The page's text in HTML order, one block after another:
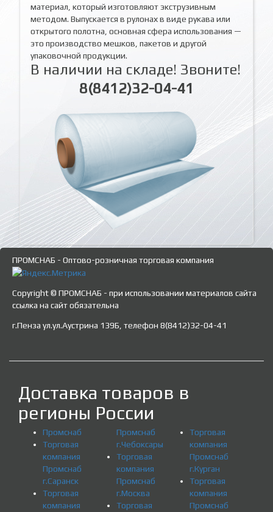
материал, который изготовляют экструзивным
методом. Выпускается в рулонах в виде рукава или
открытого полотна, основная сфера использования —
это производство мешков, пакетов и другой
упаковочной продукции.
В наличии на складе! Звоните!
8(8412)32-04-41
ПРОМСНАБ - Оптово-розничная торговая компания
Copyright © ПРОМСНАБ - при использовании материалов сайта
ссылка на сайт обязательна
г.Пенза ул.ул.Аустрина 139Б, телефон 8(8412)32-04-41
Доставка товаров в
регионы России
Промснаб
Торговая
компания
Промснаб
г.Саранск
Торговая
компания
Промснаб
г.Чебоксары
Торговая
компания
Промснаб
г.Москва
Торговая
Торговая
компания
Промснаб
г.Курган
Торговая
компания
Промснаб